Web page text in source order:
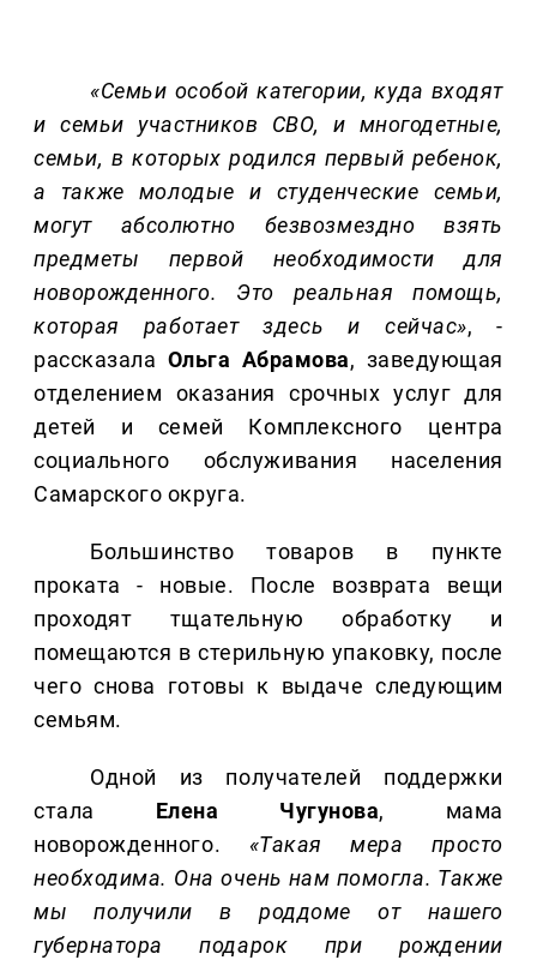
«Семьи особой категории, куда входят
и семьи участников СВО, и многодетные,
семьи, в которых родился первый ребенок,
а также молодые и студенческие семьи,
могут абсолютно безвозмездно взять
предметы первой необходимости для
новорожденного. Это реальная помощь,
которая работает здесь и сейчас», -
рассказала Ольга Абрамова, заведующая
отделением оказания срочных услуг для
детей и семей Комплексного центра
социального обслуживания населения
Самарского округа.
Большинство товаров в пункте
проката - новые. После возврата вещи
проходят тщательную обработку и
помещаются в стерильную упаковку, после
чего снова готовы к выдаче следующим
семьям.
Одной из получателей поддержки
стала Елена Чугунова, мама
новорожденного. «Такая мера просто
необходима. Она очень нам помогла. Также
мы получили в роддоме от нашего
губернатора подарок при рождении